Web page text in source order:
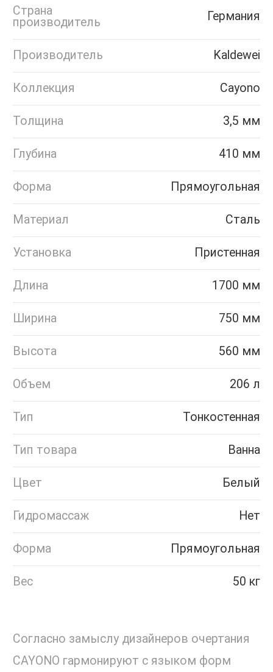
Страна
производитель
Германия
Производитель Kaldewei
Коллекция Cayono
Толщина 3,5 мм
Глубина 410 мм
Форма Прямоугольная
Материал Сталь
Установка Пристенная
Длина 1700 мм
Ширина 750 мм
Высота 560 мм
Объем 206 л
Тип Тонкостенная
Тип товара Ванна
Цвет Белый
Гидромассаж Нет
Форма Прямоугольная
Вес 50 кг
Согласно замыслу дизайнеров очертания
CAYONO гармонируют с языком форм